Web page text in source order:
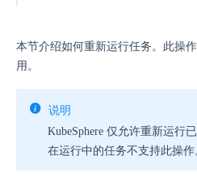
本节介绍如何重新运行任务。此操
用。
说明
KubeSphere 仅允许重新运行
在运行中的任务不支持此操作